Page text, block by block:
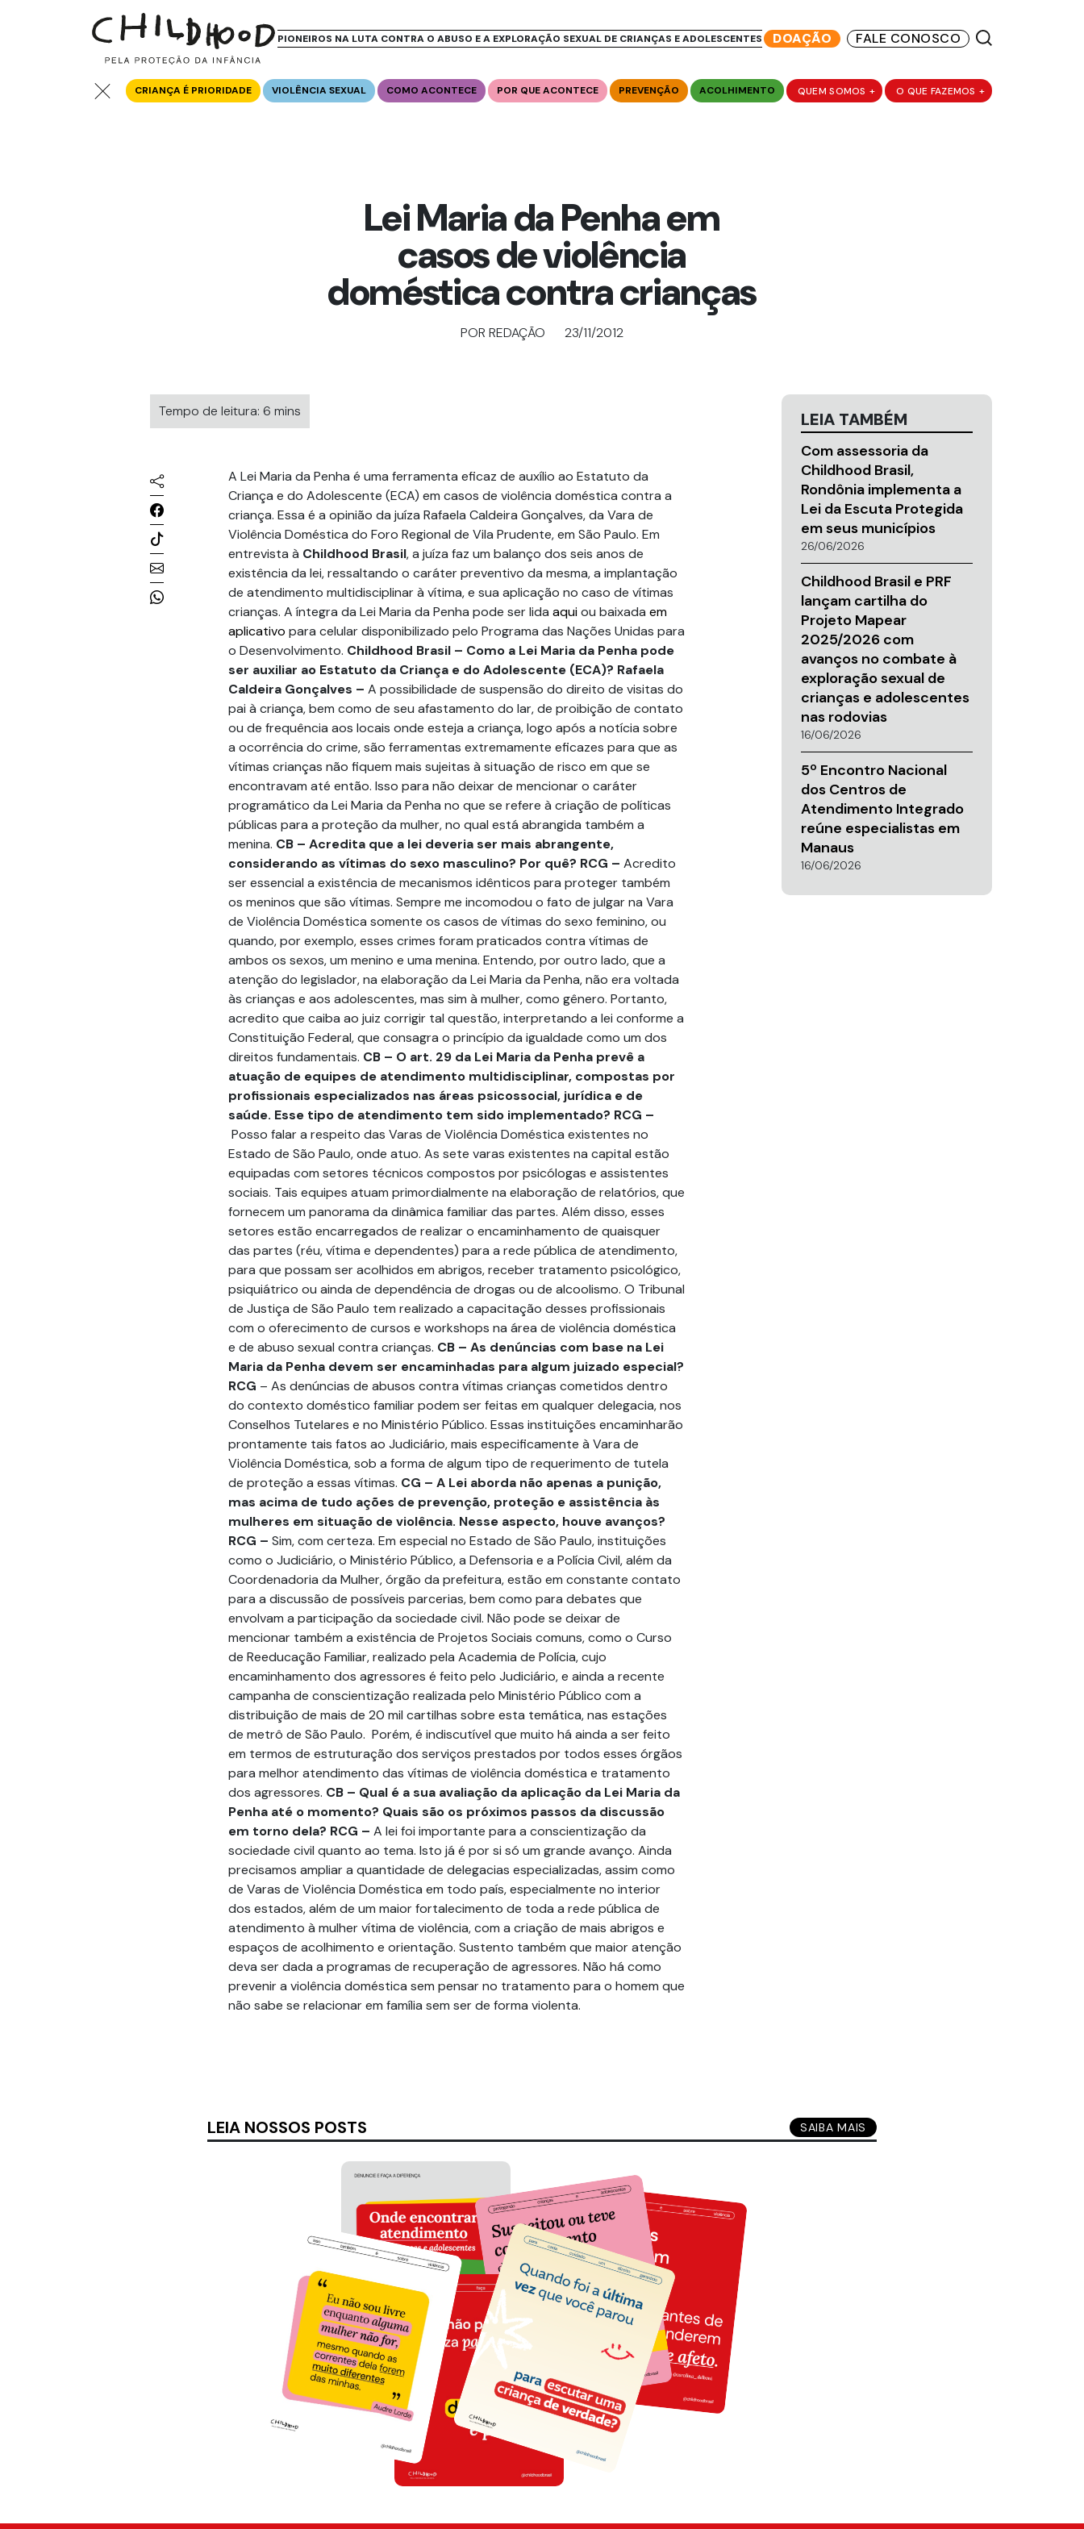
PIONEIROS NA LUTA CONTRA O ABUSO E A EXPLORAÇÃO SEXUAL DE CRIANÇAS E ADOLESCENTES DOAÇÃO FALE CONOSCO
CRIANÇA É PRIORIDADE VIOLÊNCIA SEXUAL COMO ACONTECE POR QUE ACONTECE PREVENÇÃO ACOLHIMENTO QUEM SOMOS + O QUE FAZEMOS +
Lei Maria da Penha em
casos de violência
doméstica contra crianças
POR REDAÇÃO 23/11/2012
Tempo de leitura: 6 mins
A Lei Maria da Penha é uma ferramenta eficaz de auxílio ao Estatuto da
Criança e do Adolescente (ECA) em casos de violência doméstica contra a
criança. Essa é a opinião da juíza Rafaela Caldeira Gonçalves, da Vara de
Violência Doméstica do Foro Regional de Vila Prudente, em São Paulo. Em
entrevista à Childhood Brasil, a juíza faz um balanço dos seis anos de
existência da lei, ressaltando o caráter preventivo da mesma, a implantação
de atendimento multidisciplinar à vítima, e sua aplicação no caso de vítimas
crianças. A íntegra da Lei Maria da Penha pode ser lida aquiou baixada em
aplicativo para celular disponibilizado pelo Programa das Nações Unidas para
o Desenvolvimento. Childhood Brasil – Como a Lei Maria da Penha pode
ser auxiliar ao Estatuto da Criança e do Adolescente (ECA)? Rafaela
Caldeira Gonçalves – A possibilidade de suspensão do direito de visitas do
pai à criança, bem como de seu afastamento do lar, de proibição de contato
ou de frequência aos locais onde esteja a criança, logo após a notícia sobre
a ocorrência do crime, são ferramentas extremamente eficazes para que as
vítimas crianças não fiquem mais sujeitas à situação de risco em que se
encontravam até então. Isso para não deixar de mencionar o caráter
programático da Lei Maria da Penha no que se refere à criação de políticas
públicas para a proteção da mulher, no qual está abrangida também a
menina. CB – Acredita que a lei deveria ser mais abrangente,
considerando as vítimas do sexo masculino? Por quê? RCG – Acredito
ser essencial a existência de mecanismos idênticos para proteger também
os meninos que são vítimas. Sempre me incomodou o fato de julgar na Vara
de Violência Doméstica somente os casos de vítimas do sexo feminino, ou
quando, por exemplo, esses crimes foram praticados contra vítimas de
ambos os sexos, um menino e uma menina. Entendo, por outro lado, que a
atenção do legislador, na elaboração da Lei Maria da Penha, não era voltada
às crianças e aos adolescentes, mas sim à mulher, como gênero. Portanto,
acredito que caiba ao juiz corrigir tal questão, interpretando a lei conforme a
Constituição Federal, que consagra o princípio da igualdade como um dos
direitos fundamentais. CB – O art. 29 da Lei Maria da Penha prevê a
atuação de equipes de atendimento multidisciplinar, compostas por
profissionais especializados nas áreas psicossocial, jurídica e de
saúde. Esse tipo de atendimento tem sido implementado? RCG –
Posso falar a respeito das Varas de Violência Doméstica existentes no
Estado de São Paulo, onde atuo. As sete varas existentes na capital estão
equipadas com setores técnicos compostos por psicólogas e assistentes
sociais. Tais equipes atuam primordialmente na elaboração de relatórios, que
fornecem um panorama da dinâmica familiar das partes. Além disso, esses
setores estão encarregados de realizar o encaminhamento de quaisquer
das partes (réu, vítima e dependentes) para a rede pública de atendimento,
para que possam ser acolhidos em abrigos, receber tratamento psicológico,
psiquiátrico ou ainda de dependência de drogas ou de alcoolismo. O Tribunal
de Justiça de São Paulo tem realizado a capacitação desses profissionais
com o oferecimento de cursos e workshops na área de violência doméstica
e de abuso sexual contra crianças. CB – As denúncias com base na Lei
Maria da Penha devem ser encaminhadas para algum juizado especial?
RCG – As denúncias de abusos contra vítimas crianças cometidos dentro
do contexto doméstico familiar podem ser feitas em qualquer delegacia, nos
Conselhos Tutelares e no Ministério Público. Essas instituições encaminharão
prontamente tais fatos ao Judiciário, mais especificamente à Vara de
Violência Doméstica, sob a forma de algum tipo de requerimento de tutela
de proteção a essas vítimas. CG – A Lei aborda não apenas a punição,
mas acima de tudo ações de prevenção, proteção e assistência às
mulheres em situação de violência. Nesse aspecto, houve avanços?
RCG – Sim, com certeza. Em especial no Estado de São Paulo, instituições
como o Judiciário, o Ministério Público, a Defensoria e a Polícia Civil, além da
Coordenadoria da Mulher, órgão da prefeitura, estão em constante contato
para a discussão de possíveis parcerias, bem como para debates que
envolvam a participação da sociedade civil. Não pode se deixar de
mencionar também a existência de Projetos Sociais comuns, como o Curso
de Reeducação Familiar, realizado pela Academia de Polícia, cujo
encaminhamento dos agressores é feito pelo Judiciário, e ainda a recente
campanha de conscientização realizada pelo Ministério Público com a
distribuição de mais de 20 mil cartilhas sobre esta temática, nas estações
de metrô de São Paulo. Porém, é indiscutível que muito há ainda a ser feito
em termos de estruturação dos serviços prestados por todos esses órgãos
para melhor atendimento das vítimas de violência doméstica e tratamento
dos agressores. CB – Qual é a sua avaliação da aplicação da Lei Maria da
Penha até o momento? Quais são os próximos passos da discussão
em torno dela? RCG – A lei foi importante para a conscientização da
sociedade civil quanto ao tema. Isto já é por si só um grande avanço. Ainda
precisamos ampliar a quantidade de delegacias especializadas, assim como
de Varas de Violência Doméstica em todo país, especialmente no interior
dos estados, além de um maior fortalecimento de toda a rede pública de
atendimento à mulher vítima de violência, com a criação de mais abrigos e
espaços de acolhimento e orientação. Sustento também que maior atenção
deva ser dada a programas de recuperação de agressores. Não há como
prevenir a violência doméstica sem pensar no tratamento para o homem que
não sabe se relacionar em família sem ser de forma violenta.
LEIA TAMBÉM
Com assessoria da
Childhood Brasil,
Rondônia implementa a
Lei da Escuta Protegida
em seus municípios
26/06/2026
Childhood Brasil e PRF
lançam cartilha do
Projeto Mapear
2025/2026 com
avanços no combate à
exploração sexual de
crianças e adolescentes
nas rodovias
16/06/2026
5º Encontro Nacional
dos Centros de
Atendimento Integrado
reúne especialistas em
Manaus
16/06/2026
LEIA NOSSOS POSTS SAIBA MAIS